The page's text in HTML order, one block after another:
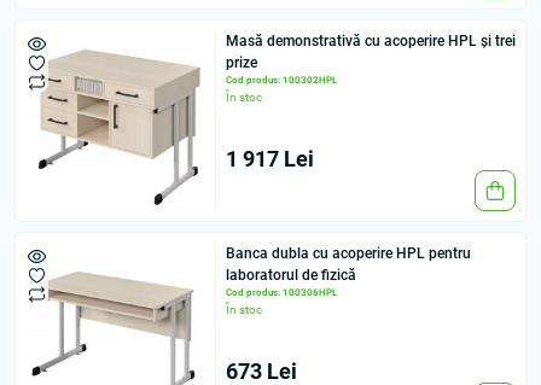
Masă demonstrativă cu acoperire HPL și trei
prize
Cod produs: 100302HPL
În stoc
1 917 Lei
Banca dubla cu acoperire HPL pentru
laboratorul de fizică
Cod produs: 100306HPL
În stoc
673 Lei